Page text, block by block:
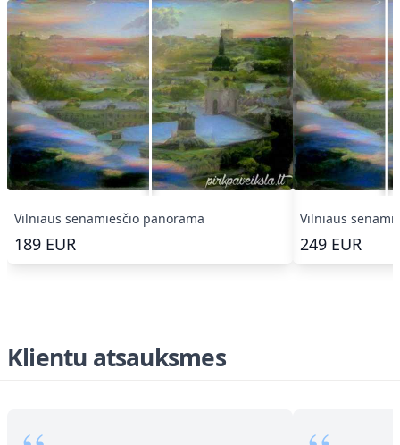
Vilniaus senamiesčio panorama
189 EUR
Vilniaus
249 EUR
Klientu atsauksmes